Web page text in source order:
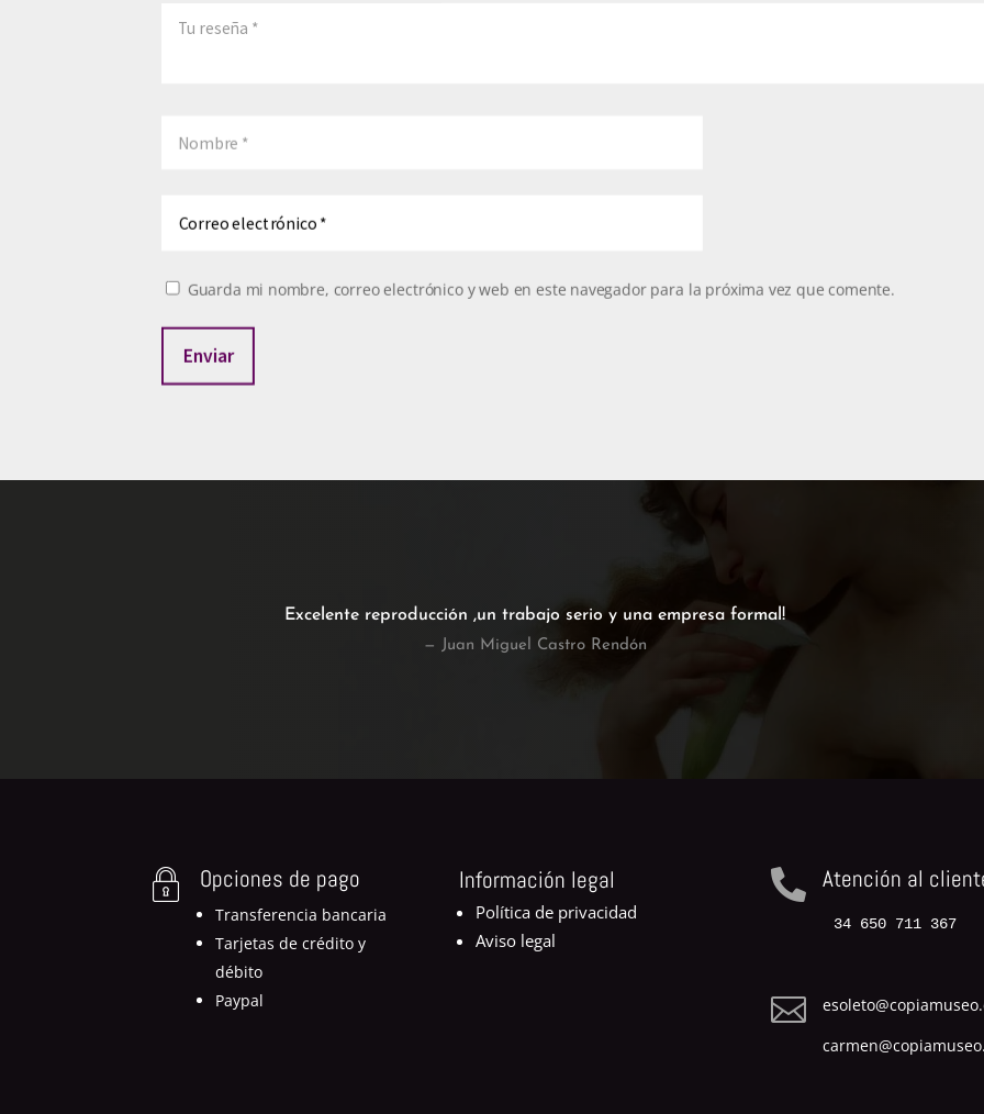
Guarda mi nombre, correo electrónico y web en este navegador para la próxima vez que comente.
Enviar
Excelente reproducción ,un trabajo serio y una empresa formal!
— Juan Miguel Castro Rendón
Opciones de pago
Transferencia bancaria
Tarjetas de crédito y
débito
Paypal
Información legal
Política de privacidad
Aviso legal
 Atención al
34 650 711 367
